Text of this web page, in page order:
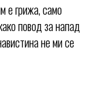
е грижа, само
повод за напад
не ми се